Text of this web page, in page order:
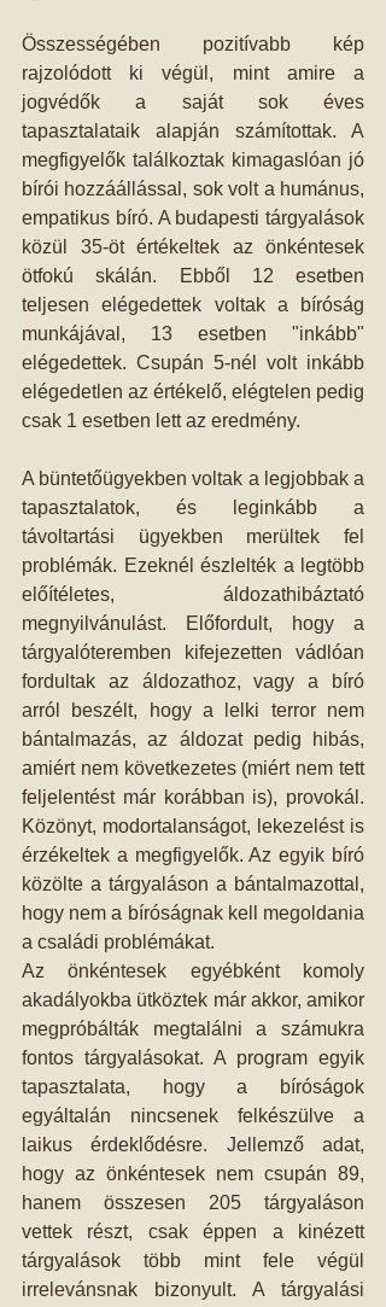
Összességében pozitívabb kép
rajzolódott ki végül, mint amire a
jogvédők a saját sok éves
tapasztalataik alapján számítottak. A
megfigyelők találkoztak kimagaslóan jó
bírói hozzáállással, sok volt a humánus,
empatikus bíró. A budapesti tárgyalások
közül 35-öt értékeltek az önkéntesek
ötfokú skálán. Ebből 12 esetben
teljesen elégedettek voltak a bíróság
munkájával, 13 esetben "inkább"
elégedettek. Csupán 5-nél volt inkább
elégedetlen az értékelő, elégtelen pedig
csak 1 esetben lett az eredmény.
A büntetőügyekben voltak a legjobbak a
tapasztalatok, és leginkább a
távoltartási ügyekben merültek fel
problémák. Ezeknél észlelték a legtöbb
előítéletes, áldozathibáztató
megnyilvánulást. Előfordult, hogy a
tárgyalóteremben kifejezetten vádlóan
fordultak az áldozathoz, vagy a bíró
arról beszélt, hogy a lelki terror nem
bántalmazás, az áldozat pedig hibás,
amiért nem következetes (miért nem tett
feljelentést már korábban is), provokál.
Közönyt, modortalanságot, lekezelést is
érzékeltek a megfigyelők. Az egyik bíró
közölte a tárgyaláson a bántalmazottal,
hogy nem a bíróságnak kell megoldania
a családi problémákat.
Az önkéntesek egyébként komoly
akadályokba ütköztek már akkor, amikor
megpróbálták megtalálni a számukra
fontos tárgyalásokat. A program egyik
tapasztalata, hogy a bíróságok
egyáltalán nincsenek felkészülve a
laikus érdeklődésre. Jellemző adat,
hogy az önkéntesek nem csupán 89,
hanem összesen 205 tárgyaláson
vettek részt, csak éppen a kinézett
tárgyalások több mint fele végül
irrelevánsnak bizonyult. A tárgyalási